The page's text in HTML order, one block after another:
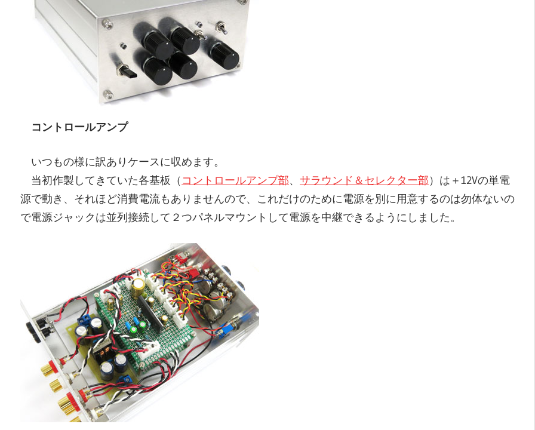
コントロールアンプ
いつもの様に訳ありケースに収めます。
当初作製してきていた各基板（ コントロールアンプ部、 サラウンド＆セレクター部）は＋12Vの単電
源で動き、それほど消費電流もありませんので、これだけのために電源を別に用意するのは勿体ないの
で電源ジャックは並列接続して２つパネルマウントして電源を中継できるようにしました。